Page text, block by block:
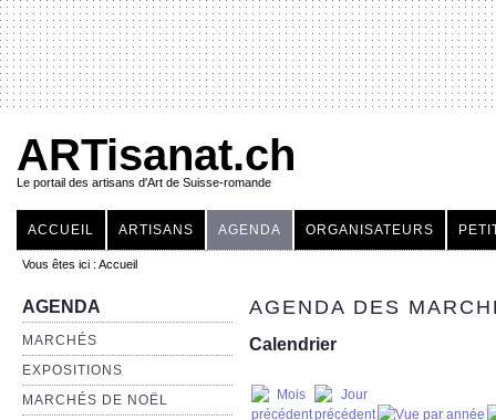
ARTisanat.ch
Le portail des artisans d'Art de Suisse-romande
ACCUEIL ARTISANS AGENDA ORGANISATEURS
Vous êtes ici : Accueil
AGENDA
MARCHÉS
EXPOSITIONS
MARCHÉS DE NOËL
AGENDA DES
Calendrier